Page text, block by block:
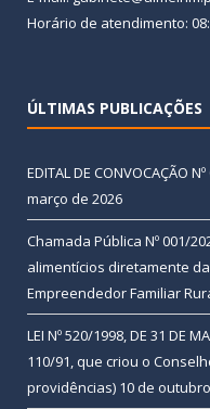
Horário de atendimento:
ÚLTIMAS PUBLICAÇÕES
EDITAL DE CONVOCAÇÃO
março de 2026
Chamada Pública Nº 001/
alimentícios diretamente
Empreendedor Familiar
LEI Nº 520/1998, DE 31 DE
110/91, que criou o
providências) 10 de